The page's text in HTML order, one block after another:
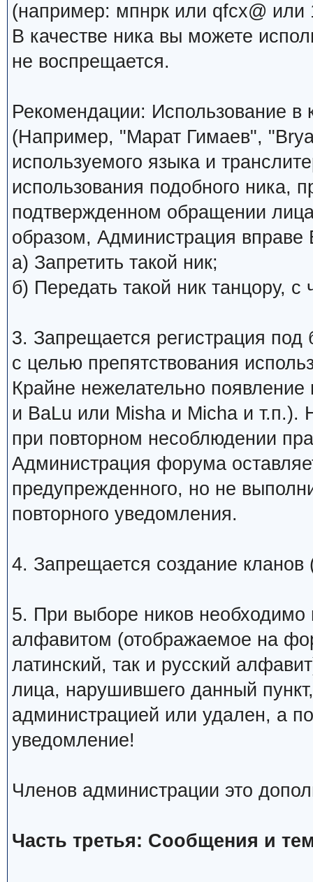
(например: мпнрк или qfcx@ или
В качестве ника вы можете
не воспрещается.
Рекомендации: Использование в
(Например, "Марат Гимаев",
используемого языка и
использования подобного ника,
подтвержденном обращении
образом, Администрация
а) Запретить такой ник;
б) Передать такой ник танцору,
3. Запрещается регистрация
с целью препятствования
Крайне нежелательно
и BaLu или Misha и Micha и т.п.).
при повторном несоблюдении
Администрация форума
предупрежденного, но не
повторного уведомления.
4. Запрещается создание
5. При выборе ников необходимо
алфавитом (отображаемое на
латинский, так и русский
лица, нарушившего данный
администрацией или удален, а
уведомление!
Членов администрации это
Часть третья: Сообщения и